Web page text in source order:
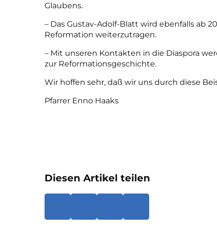
Glaubens.
– Das Gustav-Adolf-Blatt wird ebenfalls ab
Reformation weiterzutragen.
– Mit unseren Kontakten in die Diaspora
zur Reformationsgeschichte.
Wir hoffen sehr, daß wir uns durch diese
Pfarrer Enno Haaks
Diesen Artikel teilen